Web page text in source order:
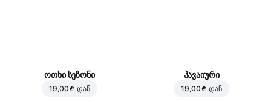
ოთხი სეზონი
19,00 ₾ დან
ჰავაიური
19,00 ₾ დან